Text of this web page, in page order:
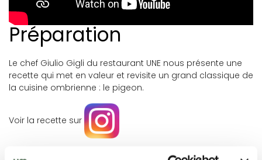
Préparation
Le chef Giulio Gigli du restaurant UNE nous présente une
recette qui met en valeur et revisite un grand classique de
la cuisine ombrienne : le pigeon.
Voir la recette sur